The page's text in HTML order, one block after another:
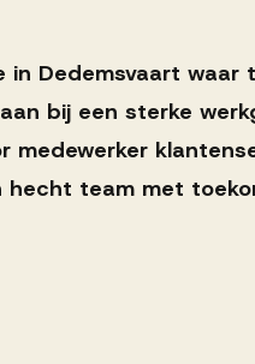
Dedemsvaart waar
bij een sterke
medewerker
hecht team met